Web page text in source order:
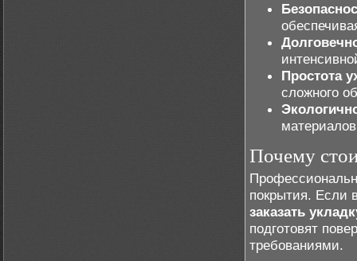
Простота
сложного
Почему
покрытия. Если
заказать
подготовят
требованиями.